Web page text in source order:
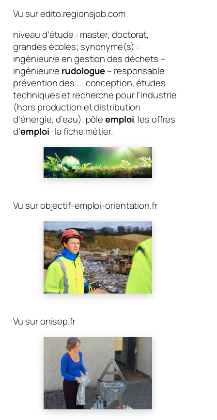
Vu sur edito.regionsjob.com
niveau d’étude : master, doctorat,
grandes écoles; synonyme(s) :
ingénieur/e en gestion des déchets –
ingénieur/e rudologue– responsable
prévention des …. conception, études
techniques et recherche pour l’industrie
(hors production et distribution
d’énergie, d’eau). pôleemploi. les offres
d’emploi · la fiche métier.
Vu sur objectif-emploi-orientation.fr
Vu sur onisep.fr